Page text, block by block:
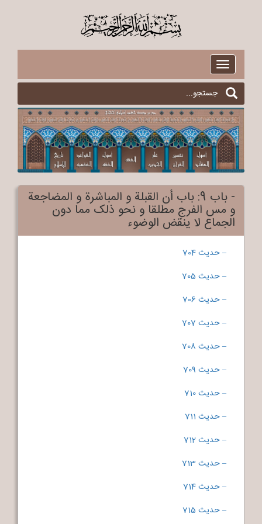
$
Toggle
navigation
- باب 9: باب أن القبلة و المباشرة و المضاجعة
و مس الفرجِ مطلقا و نحو ذلک مما دون
الجماع لا ینقض الوضوء
– حدیث 704
– حدیث 705
– حدیث 706
– حدیث 707
– حدیث 708
– حدیث 709
– حدیث 710
– حدیث 711
– حدیث 712
– حدیث 713
– حدیث 714
– حدیث 715